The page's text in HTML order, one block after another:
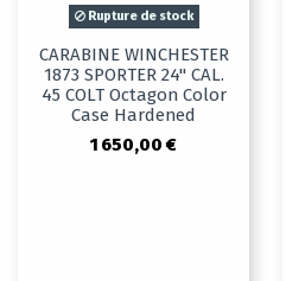
Rupture de stock
CARABINE WINCHESTER
1873 SPORTER 24" CAL.
45 COLT Octagon Color
Case Hardened
1 650,00 €